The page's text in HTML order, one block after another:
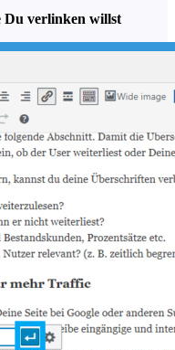
Du verlinken willst